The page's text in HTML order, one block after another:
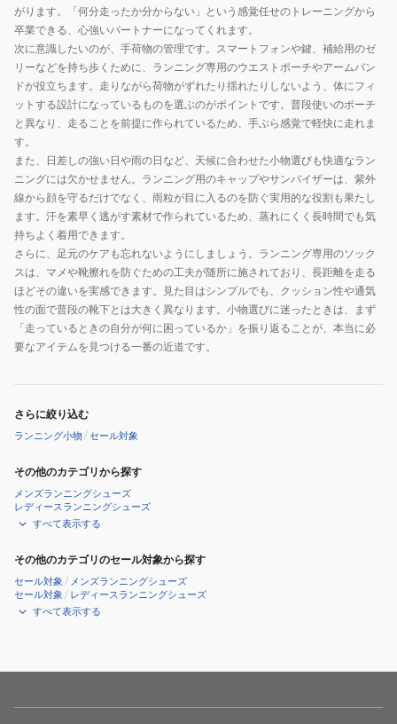
がります。「何分走ったか分からない」という感覚任せのトレーニングから
卒業できる、心強いパートナーになってくれます。
次に意識したいのが、手荷物の管理です。スマートフォンや鍵、補給用のゼ
リーなどを持ち歩くために、ランニング専用のウエストポーチやアームバン
ドが役立ちます。走りながら荷物がずれたり揺れたりしないよう、体にフィ
ットする設計になっているものを選ぶのがポイントです。普段使いのポーチ
と異なり、走ることを前提に作られているため、手ぶら感覚で軽快に走れま
す。
また、日差しの強い日や雨の日など、天候に合わせた小物選びも快適なラン
ニングには欠かせません。ランニング用のキャップやサンバイザーは、紫外
線から顔を守るだけでなく、雨粒が目に入るのを防ぐ実用的な役割も果たし
ます。汗を素早く逃がす素材で作られているため、蒸れにくく長時間でも気
持ちよく着用できます。
さらに、足元のケアも忘れないようにしましょう。ランニング専用のソック
スは、マメや靴擦れを防ぐための工夫が随所に施されており、長距離を走る
ほどその違いを実感できます。見た目はシンプルでも、クッション性や通気
性の面で普段の靴下とは大きく異なります。小物選びに迷ったときは、まず
「走っているときの自分が何に困っているか」を振り返ることが、本当に必
要なアイテムを見つける一番の近道です。
さらに絞り込む
ランニング小物/セール対象
その他のカテゴリから探す
メンズランニングシューズ
レディースランニングシューズ
すべて表示する
その他のカテゴリのセール対象から探す
セール対象 / メンズランニングシューズ
セール対象 / レディースランニングシューズ
すべて表示する